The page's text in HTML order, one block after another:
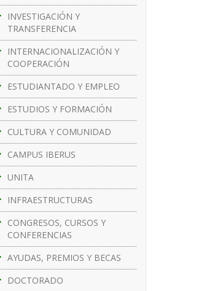
INVESTIGACIÓN Y
TRANSFERENCIA
INTERNACIONALIZACIÓN Y
COOPERACIÓN
ESTUDIANTADO Y EMPLEO
ESTUDIOS Y FORMACIÓN
CULTURA Y COMUNIDAD
CAMPUS IBERUS
UNITA
INFRAESTRUCTURAS
CONGRESOS, CURSOS Y
CONFERENCIAS
AYUDAS, PREMIOS Y BECAS
DOCTORADO